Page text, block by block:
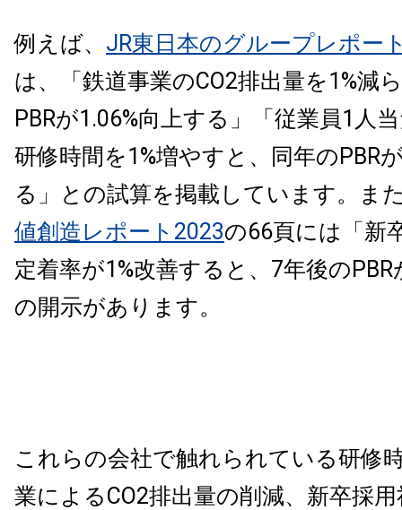
例えば、 JR東日本のグループレポー
は、「鉄道事業のCO2排出量を1%減
PBRが1.06%向上する」「従業員1人
研修時間を1%増やすと、同年のPBR
る」との試算を掲載しています。ま
値創造レポート2023の66頁には「新
定着率が1%改善すると、7年後のPBR
の開示があります。
これらの会社で触れられている研修
業によるCO2排出量の削減、新卒採